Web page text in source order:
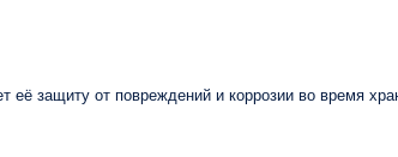
её защиту от повреждений и коррозии во время